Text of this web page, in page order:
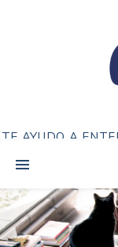
TE AYUDO A